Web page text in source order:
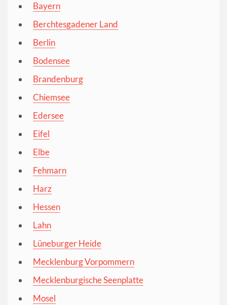
Bayern
Berchtesgadener Land
Berlin
Bodensee
Brandenburg
Chiemsee
Edersee
Eifel
Elbe
Fehmarn
Harz
Hessen
Lahn
Lüneburger Heide
Mecklenburg Vorpommern
Mecklenburgische Seenplatte
Mosel